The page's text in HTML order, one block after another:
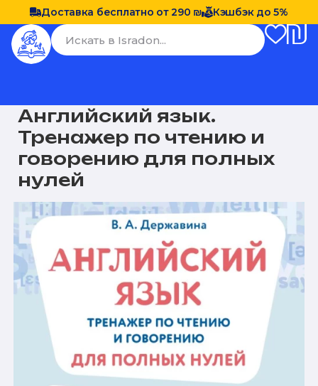
Доставка бесплатно от 290 ₪ Кэшбэк до 5%
Английский язык.
Тренажер по чтению и
говорению для полных
нулей